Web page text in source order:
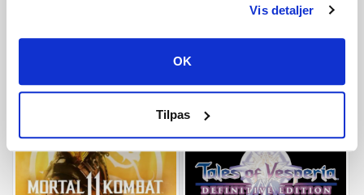
Vis detaljer
OK
Tilpas
163 SEK
Mortal Kombat 11 Kombat Pack